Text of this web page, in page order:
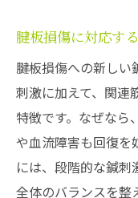
腱板損傷に対応す
腱板損傷への新し
刺激に加えて、関連
特徴です。なぜなら
や血流障害も回復を
には、段階的な鍼刺
全体のバランスを整